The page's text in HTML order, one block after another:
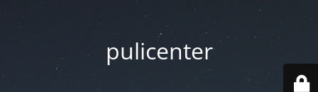
pulicenter